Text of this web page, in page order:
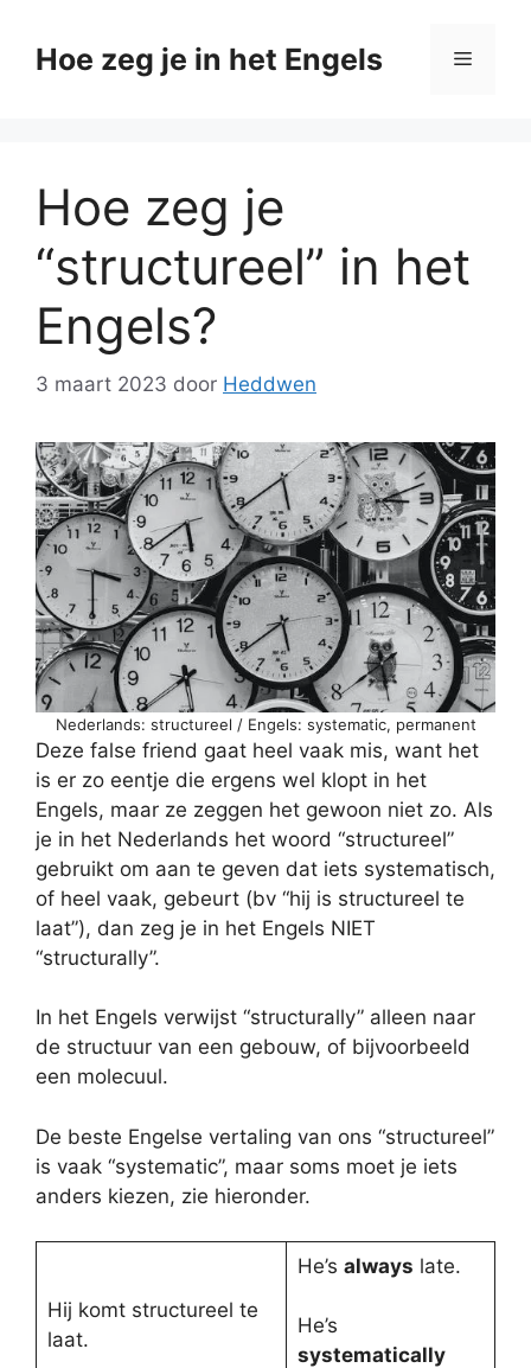
naarHoe zeg je in het Engels Menu
Hoe zeg je
“structureel” in het
Engels?
3 maart 2023 door Heddwen
Nederlands: structureel / Engels: systematic, permanent
Deze false friend gaat heel vaak mis, want het
is er zo eentje die ergens wel klopt in het
Engels, maar ze zeggen het gewoon niet zo. Als
je in het Nederlands het woord “structureel”
gebruikt om aan te geven dat iets systematisch,
of heel vaak, gebeurt (bv “hij is structureel te
laat”), dan zeg je in het Engels NIET
“structurally”.
In het Engels verwijst “structurally” alleen naar
de structuur van een gebouw, of bijvoorbeeld
een molecuul.
De beste Engelse vertaling van ons “structureel”
is vaak “systematic”, maar soms moet je iets
anders kiezen, zie hieronder.
Hij komt structureel te
laat.
He’s always late.
He’s
systematically